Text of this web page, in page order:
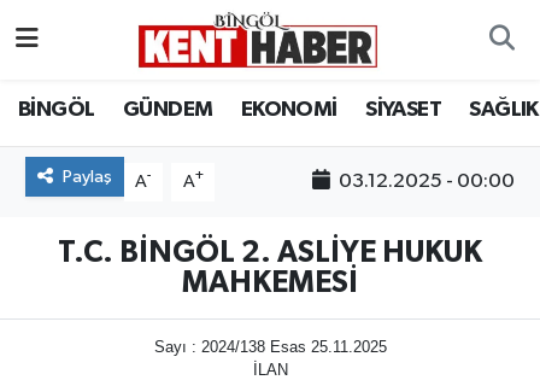
BİNGÖL GÜNDEM EKONOMİ SİYASET SAĞLIK
Paylaş A- A+ 03.12.2025 - 00:00
T.C. BİNGÖL 2. ASLİYE HUKUK
MAHKEMESİ
Sayı : 2024/138 Esas 25.11.2025
İLAN
BİLİM-TEKNOLOJİ
EKONOMİ
Bingöl Hava Durumu
Bingöl Trafik Yoğunluk Haritası
Süper Lig Puan Durumu ve Fikstür